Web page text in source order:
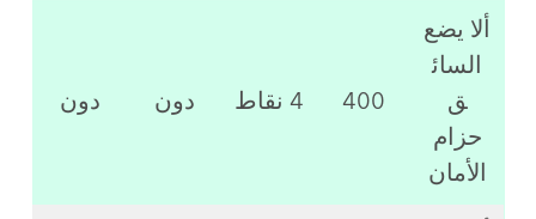
ألا يضع
السائ
ق
حزام
الأمان
400 4 نقاط دون دون